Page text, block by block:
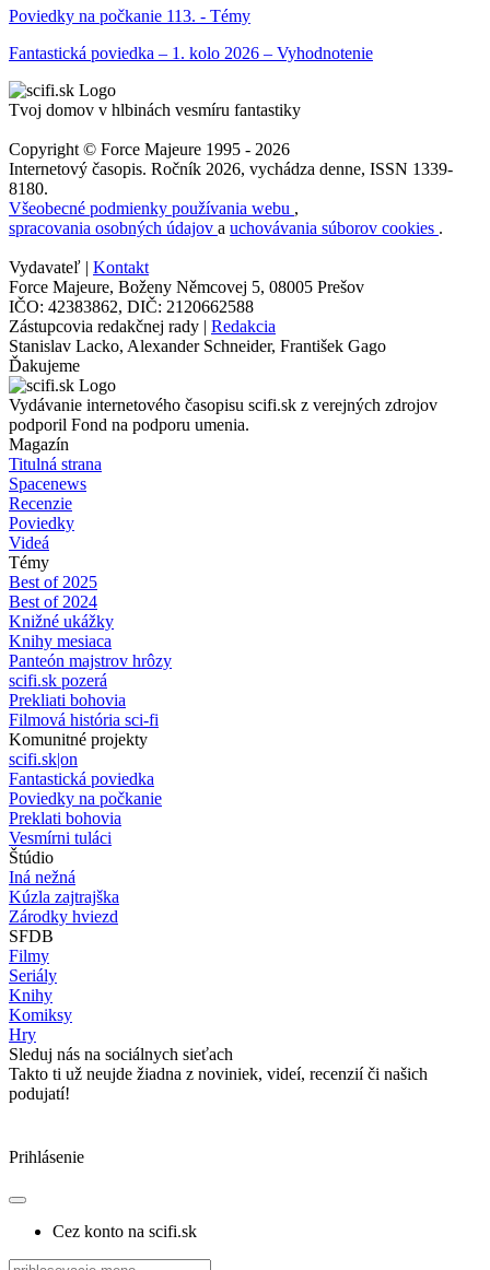
Poviedky na počkanie 113. - Témy
Fantastická poviedka – 1. kolo 2026 – Vyhodnotenie
Tvoj domov v hlbinách vesmíru fantastiky
Copyright © Force Majeure 1995 - 2026
Internetový časopis. Ročník 2026, vychádza denne, ISSN 1339-
8180.
Všeobecné podmienky používania webu ,
spracovania osobných údajov a uchovávania súborov cookies .
Vydavateľ | Kontakt
Force Majeure, Boženy Němcovej 5, 08005 Prešov
IČO: 42383862, DIČ: 2120662588
Zástupcovia redakčnej rady | Redakcia
Stanislav Lacko, Alexander Schneider, František Gago
Ďakujeme
Vydávanie internetového časopisu scifi.sk z verejných zdrojov
podporil Fond na podporu umenia.
Magazín
Titulná strana
Spacenews
Recenzie
Poviedky
Videá
Témy
Best of 2025
Best of 2024
Knižné ukážky
Knihy mesiaca
Panteón majstrov hrôzy
scifi.sk pozerá
Prekliati bohovia
Filmová história sci-fi
Komunitné projekty
scifi.sk|on
Fantastická poviedka
Poviedky na počkanie
Preklati bohovia
Vesmírni tuláci
Štúdio
Iná nežná
Kúzla zajtrajška
Zárodky hviezd
SFDB
Filmy
Seriály
Knihy
Komiksy
Hry
Sleduj nás na sociálnych sieťach
Takto ti už neujde žiadna z noviniek, videí, recenzií či našich
podujatí!
Prihlásenie
Cez konto na scifi.sk